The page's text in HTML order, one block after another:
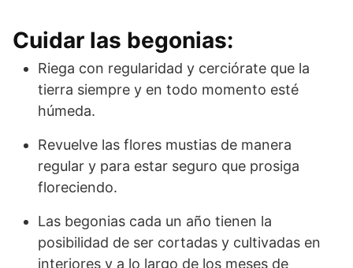
Cuidar las begonias:
Riega con regularidad y cerciórate que la
tierra siempre y en todo momento esté
húmeda.
Revuelve las flores mustias de manera
regular y para estar seguro que prosiga
floreciendo.
Las begonias cada un año tienen la
posibilidad de ser cortadas y cultivadas en
interiores y a lo largo de los meses de